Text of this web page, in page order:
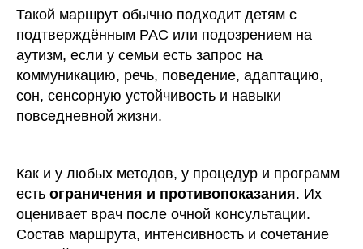
Такой маршрут обычно подходит детям с
подтверждённым РАС или подозрением на
аутизм, если у семьи есть запрос на
коммуникацию, речь, поведение, адаптацию,
сон, сенсорную устойчивость и навыки
повседневной жизни.
Как и у любых методов, у процедур и программ
есть ограничения и противопоказания. Их
оценивает врач после очной консультации.
Состав маршрута, интенсивность и сочетание